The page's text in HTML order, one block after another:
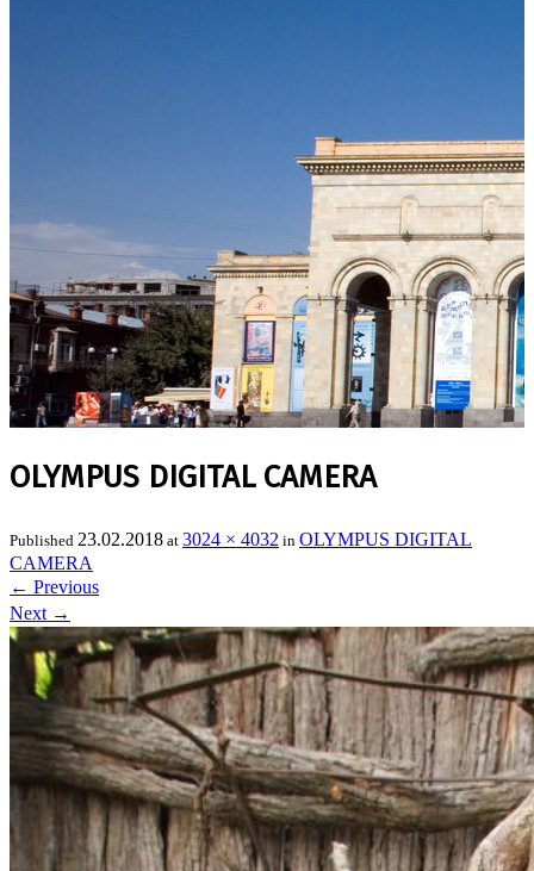
OLYMPUS DIGITAL CAMERA
Published 23.02.2018 at 3024 × 4032 in OLYMPUS DIGITAL
CAMERA
← Previous
Next →